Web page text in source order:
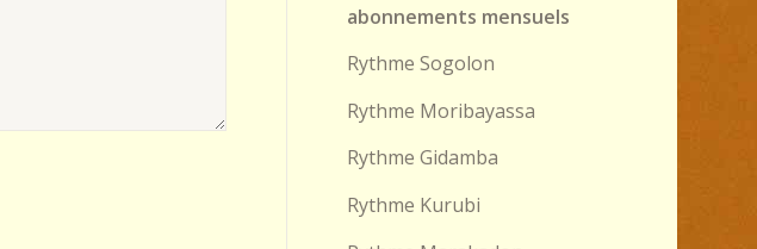
abonnements mensuels
Rythme Sogolon
Rythme Moribayassa
Rythme Gidamba
Rythme Kurubi